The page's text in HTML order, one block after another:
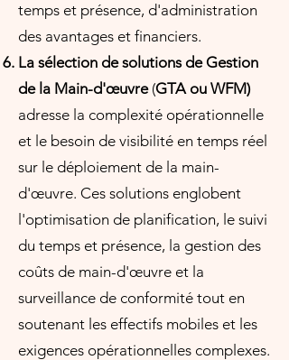
temps et présence, d'administration
des avantages et financiers.
La sélection de solutions de Gestion
de la Main-d'œuvre (GTA ou WFM)
adresse la complexité opérationnelle
et le besoin de visibilité en temps réel
sur le déploiement de la main-
d'œuvre. Ces solutions englobent
l'optimisation de planification, le suivi
du temps et présence, la gestion des
coûts de main-d'œuvre et la
surveillance de conformité tout en
soutenant les effectifs mobiles et les
exigences opérationnelles complexes.